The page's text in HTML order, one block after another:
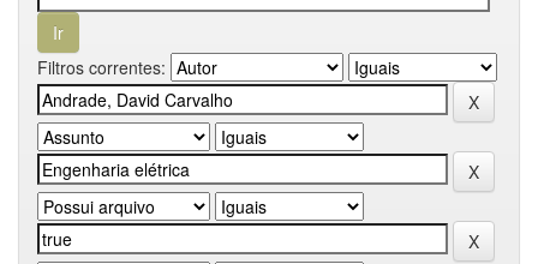
Filtros correntes: